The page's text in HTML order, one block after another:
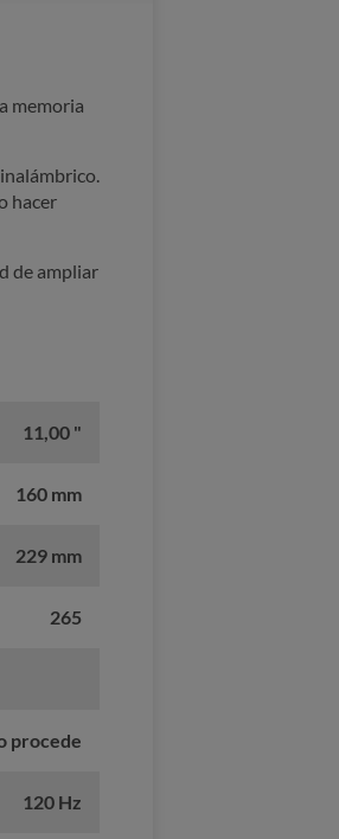
memoria
hacer
de ampliar
11,00 "
160 mm
229 mm
265
procede
120 Hz